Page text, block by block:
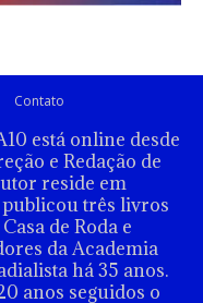
Contato
está online desde
e Redação de
reside em
três livros
de Roda e
da Academia
há 35 anos.
anos seguidos o